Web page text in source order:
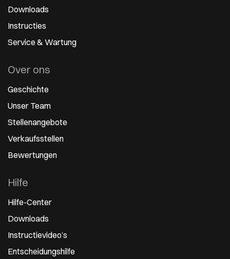
Downloads
Instructies
Service & Wartung
Over ons
Geschichte
Unser Team
Stellenangebote
Verkaufsstellen
Bewertungen
Hilfe
Hilfe-Center
Downloads
Instructievideo’s
Entscheidungshilfe